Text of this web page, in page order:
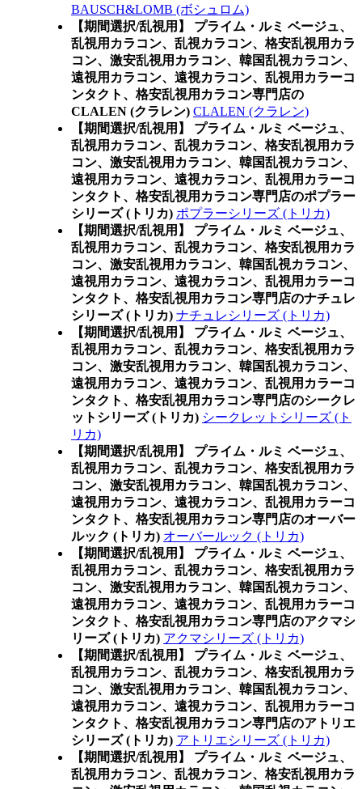
BAUSCH&LOMB (ボシュロム)
【期間選択/乱視用】 プライム・ルミ ベージュ、
乱視用カラコン、乱視カラコン、格安乱視用カラ
コン、激安乱視用カラコン、韓国乱視カラコン、
遠視用カラコン、遠視カラコン、乱視用カラーコ
ンタクト、格安乱視用カラコン専門店の
CLALEN (クラレン) CLALEN (クラレン)
【期間選択/乱視用】 プライム・ルミ ベージュ、
乱視用カラコン、乱視カラコン、格安乱視用カラ
コン、激安乱視用カラコン、韓国乱視カラコン、
遠視用カラコン、遠視カラコン、乱視用カラーコ
ンタクト、格安乱視用カラコン専門店のポプラー
シリーズ (トリカ) ポプラーシリーズ (トリカ)
【期間選択/乱視用】 プライム・ルミ ベージュ、
乱視用カラコン、乱視カラコン、格安乱視用カラ
コン、激安乱視用カラコン、韓国乱視カラコン、
遠視用カラコン、遠視カラコン、乱視用カラーコ
ンタクト、格安乱視用カラコン専門店のナチュレ
シリーズ (トリカ) ナチュレシリーズ (トリカ)
【期間選択/乱視用】 プライム・ルミ ベージュ、
乱視用カラコン、乱視カラコン、格安乱視用カラ
コン、激安乱視用カラコン、韓国乱視カラコン、
遠視用カラコン、遠視カラコン、乱視用カラーコ
ンタクト、格安乱視用カラコン専門店のシークレ
ットシリーズ (トリカ) シークレットシリーズ (ト
リカ)
【期間選択/乱視用】 プライム・ルミ ベージュ、
乱視用カラコン、乱視カラコン、格安乱視用カラ
コン、激安乱視用カラコン、韓国乱視カラコン、
遠視用カラコン、遠視カラコン、乱視用カラーコ
ンタクト、格安乱視用カラコン専門店のオーバー
ルック (トリカ) オーバールック (トリカ)
【期間選択/乱視用】 プライム・ルミ ベージュ、
乱視用カラコン、乱視カラコン、格安乱視用カラ
コン、激安乱視用カラコン、韓国乱視カラコン、
遠視用カラコン、遠視カラコン、乱視用カラーコ
ンタクト、格安乱視用カラコン専門店のアクマシ
リーズ (トリカ) アクマシリーズ (トリカ)
【期間選択/乱視用】 プライム・ルミ ベージュ、
乱視用カラコン、乱視カラコン、格安乱視用カラ
コン、激安乱視用カラコン、韓国乱視カラコン、
遠視用カラコン、遠視カラコン、乱視用カラーコ
ンタクト、格安乱視用カラコン専門店のアトリエ
シリーズ (トリカ) アトリエシリーズ (トリカ)
【期間選択/乱視用】 プライム・ルミ ベージュ、
乱視用カラコン、乱視カラコン、格安乱視用カラ